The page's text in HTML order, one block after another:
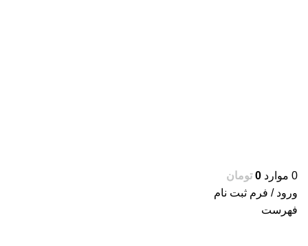
0 موارد 0 تومان
ورود / فرم ثبت نام
فهرست